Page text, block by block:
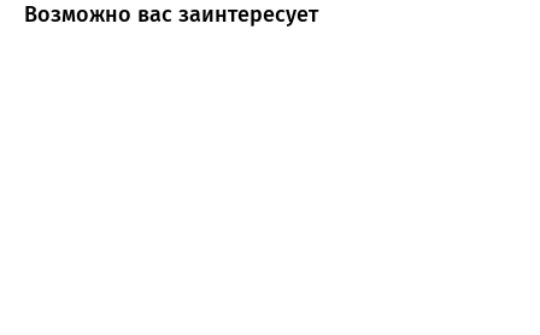
Возможно вас заинтересует